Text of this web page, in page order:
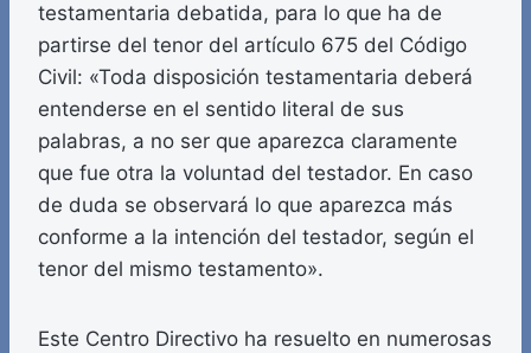
testamentaria debatida, para lo que ha de
partirse del tenor del artículo 675 del Código
Civil: «Toda disposición testamentaria deberá
entenderse en el sentido literal de sus
palabras, a no ser que aparezca claramente
que fue otra la voluntad del testador. En caso
de duda se observará lo que aparezca más
conforme a la intención del testador, según el
tenor del mismo testamento».
Este Centro Directivo ha resuelto en numerosas